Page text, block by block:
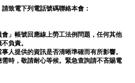
致電下列電話號碼聯絡本會：
」帳號回應線上勞工法例問題，任何其他
負責。
人提供的資訊是否清晰準確而有所影響。
時，敬請耐心等候。緊急查詢請不吝賜電